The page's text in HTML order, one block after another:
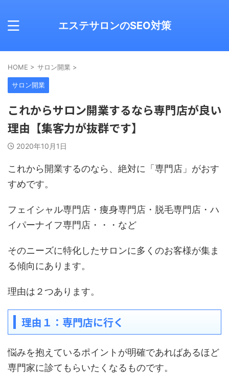
エステサロンのSEO対策
HOME > サロン開業 >
サロン開業
これからサロン開業するなら専門店が良い
理由【集客力が抜群です】
2020年10月1日
これから開業するのなら、絶対に「専門店」がおす
すめです。
フェイシャル専門店・痩身専門店・脱毛専門店・ハ
イパーナイフ専門店・・・など
そのニーズに特化したサロンに多くのお客様が集ま
る傾向にあります。
理由は２つあります。
理由１：専門店に行く
悩みを抱えているポイントが明確であればあるほど
専門家に診てもらいたくなるものです。